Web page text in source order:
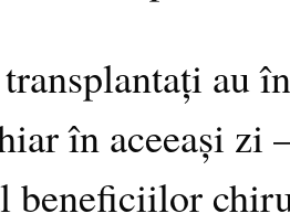
au
în aceeași
beneficiilor